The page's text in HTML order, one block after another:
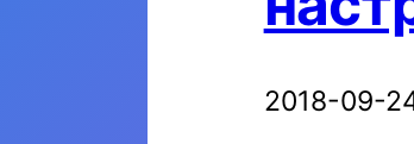
2018-09-